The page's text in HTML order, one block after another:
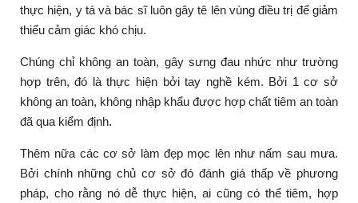
thực hiện, y tá và bác sĩ luôn gây tê lên vùng điều trị để giảm
thiểu cảm giác khó chịu.
Chúng chỉ không an toàn, gây sưng đau nhức như trường
hợp trên, đó là thực hiện bởi tay nghề kém. Bởi 1 cơ sở
không an toàn, không nhập khẩu được hợp chất tiêm an toàn
đã qua kiểm định.
Thêm nữa các cơ sở làm đẹp mọc lên như nấm sau mưa.
Bởi chính những chủ cơ sở đó đánh giá thấp về phương
pháp, cho rằng nó dễ thực hiện, ai cũng có thể tiêm, hợp